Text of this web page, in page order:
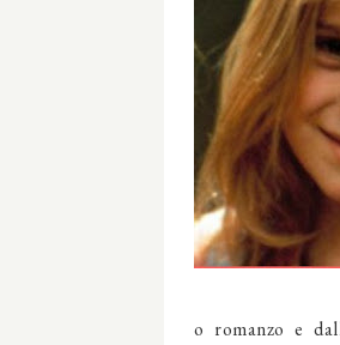
o romanzo e